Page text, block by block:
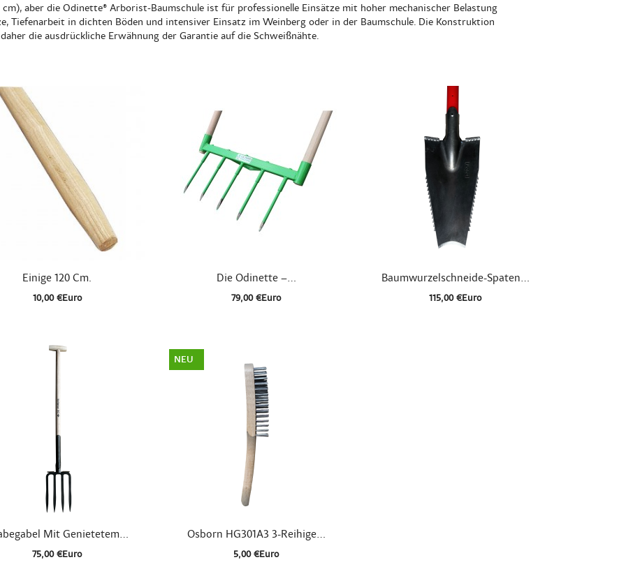
cm), aber die Odinette® Arborist-Baumschule ist für professionelle Einsätze mit hoher mechanischer Belastung
Tiefenarbeit in dichten Böden und intensiver Einsatz im Weinberg oder in der Baumschule. Die Konstruktion
die ausdrückliche Erwähnung der Garantie auf die Schweißnähte.
Schnellansicht
Einige 120 Cm.
10,00 €Euro
Schnellansicht
Die Odinette –...
79,00 €Euro
Schnellansicht
Baumwurzelschneide-Spaten...
115,00 €Euro
Schnellansicht
Mit Genietetem...
75,00 €Euro
Schnellansicht
Osborn HG301A3 3-Reihige...
5,00 €Euro
NEU